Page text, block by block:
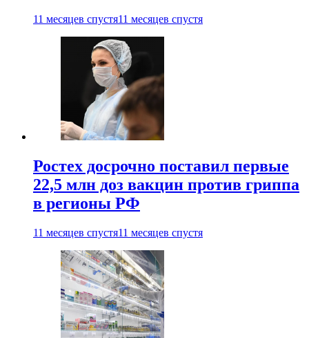
11 месяцев спустя11 месяцев спустя
Ростех досрочно поставил первые
22,5 млн доз вакцин против гриппа
в регионы РФ
11 месяцев спустя11 месяцев спустя